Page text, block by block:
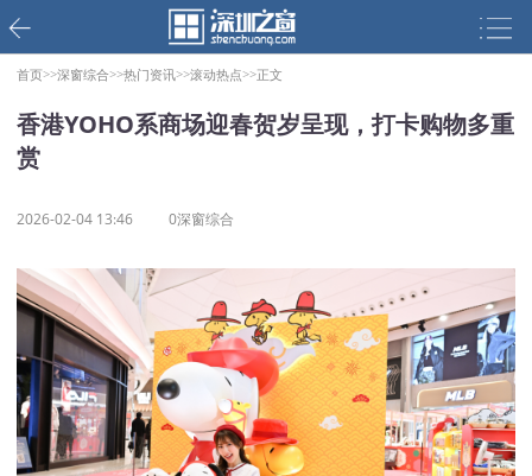
首页>>深窗综合>>热门资讯>>滚动热点>>正文
香港YOHO系商场迎春贺岁呈现，打卡购物多重
赏
2026-02-04 13:46 0深窗综合